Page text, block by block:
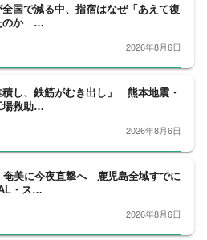
国で減る中、指宿はなぜ「あえて復
のか …
2026年8月6日
積し、鉄筋がむき出し」 熊本地震・
場救助…
2026年8月6日
美に今夜直撃へ 鹿児島全域すでに
・ス…
2026年8月6日